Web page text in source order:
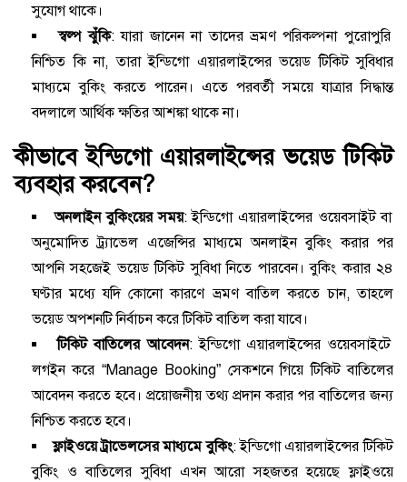
সুযোগ থাকে।
স্বল্প ঝুঁকি: যারা জানেন না তাদের ভ্রমণ পরিকল্পনা পুরোপুরি
নিশ্চিত কি না, তারা ইন্ডিগো এয়ারলাইন্সের ভয়েড টিকিট সুবিধার
মাধ্যমে বুকিং করতে পারেন। এতে পরবর্তী সময়ে যাত্রার সিদ্ধান্ত
বদলালে আর্থিক ক্ষতির আশঙ্কা থাকে না।
কীভাবে ইন্ডিগো এয়ারলাইন্সের ভয়েড টিকিট
ব্যবহার করবেন?
অনলাইন বুকিংয়ের সময়: ইন্ডিগো এয়ারলাইন্সের ওয়েবসাইট বা
অনুমোদিত ট্র্যাভেল এজেন্সির মাধ্যমে অনলাইন বুকিং করার পর
আপনি সহজেই ভয়েড টিকিট সুবিধা নিতে পারবেন। বুকিং করার ২৪
ঘণ্টার মধ্যে যদি কোনো কারণে ভ্রমণ বাতিল করতে চান, তাহলে
ভয়েড অপশনটি নির্বাচন করে টিকিট বাতিল করা যাবে।
টিকিট বাতিলের আবেদন: ইন্ডিগো এয়ারলাইন্সের ওয়েবসাইটে
লগইন করে “Manage Booking” সেকশনে গিয়ে টিকিট বাতিলের
আবেদন করতে হবে। প্রয়োজনীয় তথ্য প্রদান করার পর বাতিলের জন্য
নিশ্চিত করতে হবে।
ফ্লাইওয়ে ট্রাভেলসের মাধ্যমে বুকিং: ইন্ডিগো এয়ারলাইন্সের টিকিট
বুকিং ও বাতিলের সুবিধা এখন আরো সহজতর হয়েছে ফ্লাইওয়ে